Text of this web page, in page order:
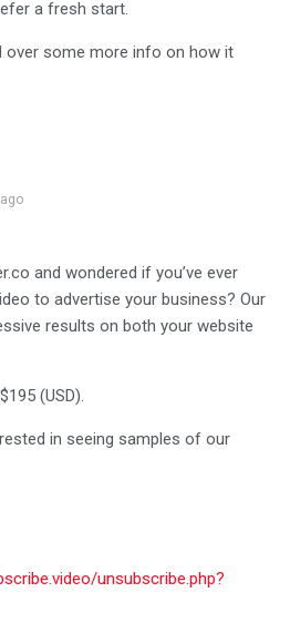
a fresh start.
over some more info on how it
and wondered if you’ve ever
to advertise your business? Our
results on both your website
(USD).
in seeing samples of our
unsubscribe.php?